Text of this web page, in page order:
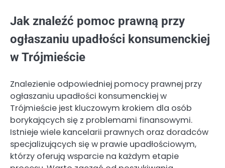
Jak znaleźć pomoc prawną przy
ogłaszaniu upadłości konsumenckiej
w Trójmieście
Znalezienie odpowiedniej pomocy prawnej przy
ogłaszaniu upadłości konsumenckiej w
Trójmieście jest kluczowym krokiem dla osób
borykających się z problemami finansowymi.
Istnieje wiele kancelarii prawnych oraz doradców
specjalizujących się w prawie upadłościowym,
którzy oferują wsparcie na każdym etapie